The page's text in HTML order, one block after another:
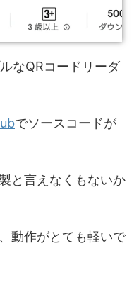
なQRコードリーダ
でソースコードが
と言えなくもないか
動作がとても軽いで